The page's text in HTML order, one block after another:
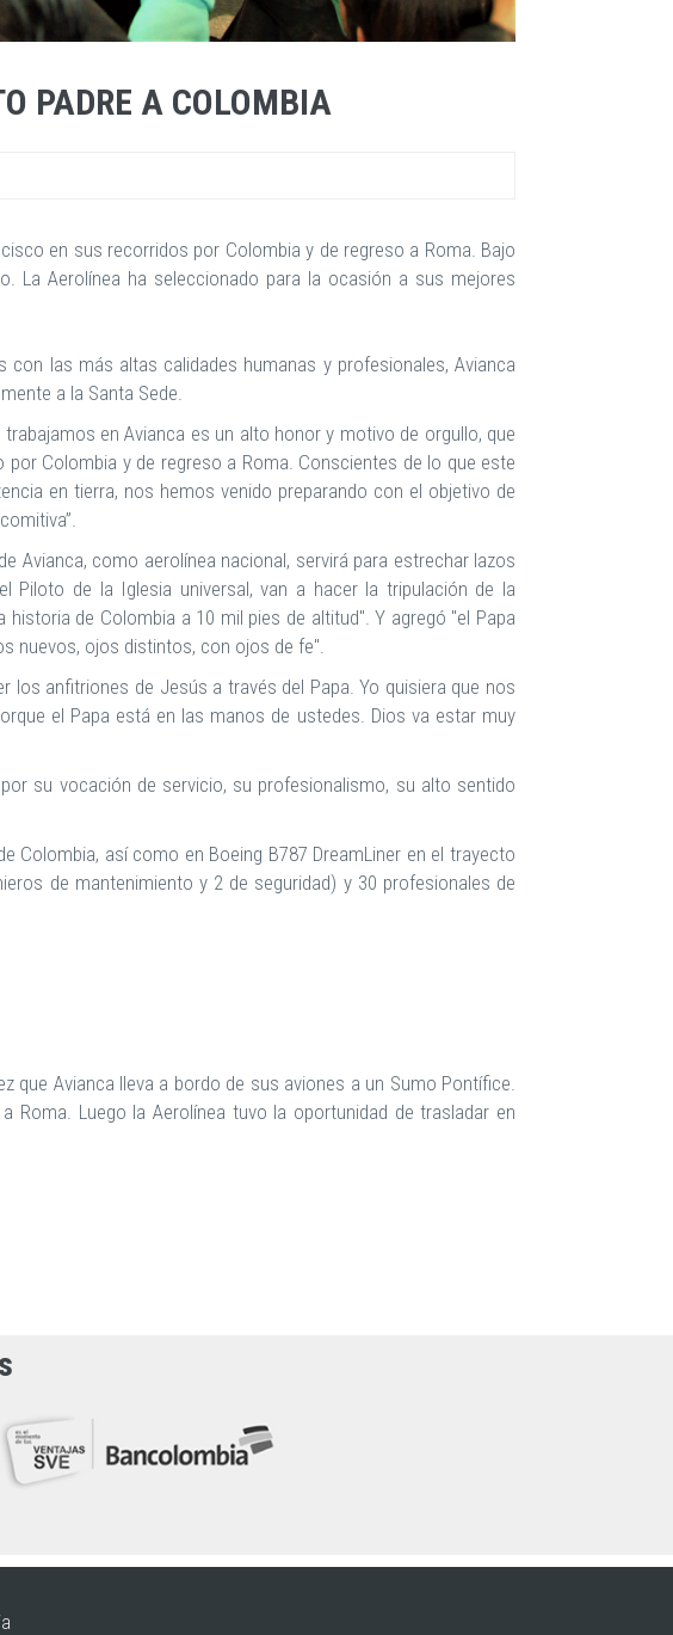
PADRE A COLOMBIA
en sus recorridos por Colombia y de regreso a Roma. Bajo
La Aerolínea ha seleccionado para la ocasión a sus mejores
las más altas calidades humanas y profesionales, Avianca
a la Santa Sede.
en Avianca es un alto honor y motivo de orgullo, que
Colombia y de regreso a Roma. Conscientes de lo que este
en tierra, nos hemos venido preparando con el objetivo de
Avianca, como aerolínea nacional, servirá para estrechar lazos
Piloto de la Iglesia universal, van a hacer la tripulación de la
de Colombia a 10 mil pies de altitud". Y agregó "el Papa
nuevos, ojos distintos, con ojos de fe".
los anfitriones de Jesús a través del Papa. Yo quisiera que nos
el Papa está en las manos de ustedes. Dios va estar muy
su vocación de servicio, su profesionalismo, su alto sentido
Colombia, así como en Boeing B787 DreamLiner en el trayecto
de mantenimiento y 2 de seguridad) y 30 profesionales de
que Avianca lleva a bordo de sus aviones a un Sumo Pontífice.
Roma. Luego la Aerolínea tuvo la oportunidad de trasladar en